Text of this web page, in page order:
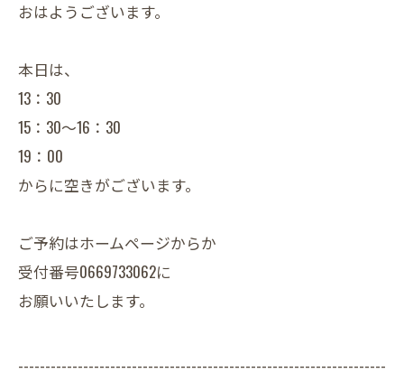
おはようございます。
本日は、
13：30
15：30～16：30
19：00
からに空きがございます。
ご予約はホームページからか
受付番号0669733062に
お願いいたします。
--------------------------------------------------------------------